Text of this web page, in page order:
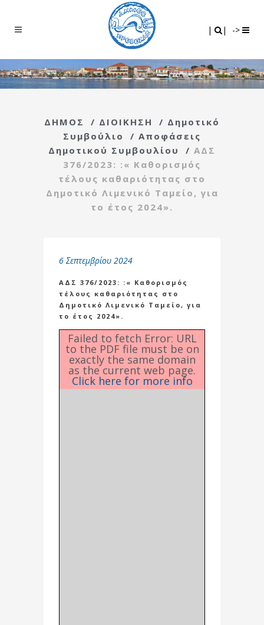
| | ->
ΔΗΜΟΣ / ΔΙΟΙΚΗΣΗ / Δημοτικό
Συμβούλιο
/ Αποφάσεις
Δημοτικού Συμβουλίου
/ ΑΔΣ
376/2023: :« Καθορισμός
τέλους καθαριότητας στο
Δημοτικό Λιμενικό Ταμείο, για
το έτος 2024».
6 Σεπτεμβρίου 2024
ΑΔΣ 376/2023: :« Καθορισμός
τέλους καθαριότητας στο
Δημοτικό Λιμενικό Ταμείο, για
το έτος 2024».
Failed to fetch Error: URL
to the PDF file must be on
exactly the same domain
as the current web page.
Click here for more info